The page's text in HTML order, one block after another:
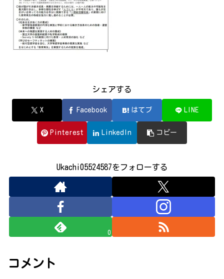
シェアする
X Facebook はてブ LINE
Pinterest LinkedIn コピー
Ukachi05524587をフォローする
0
コメント